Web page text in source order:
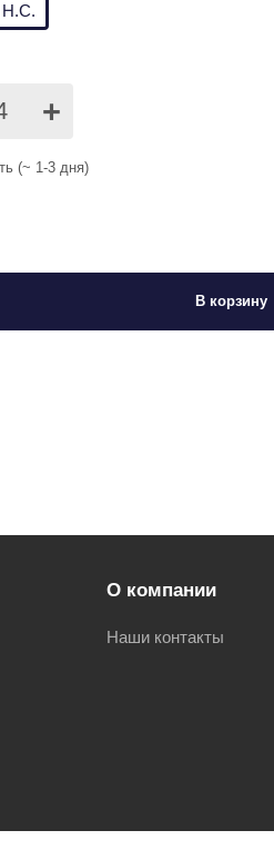
Н.С.
+
(~ 1-3 дня)
В корзину
О компании
Наши контакты